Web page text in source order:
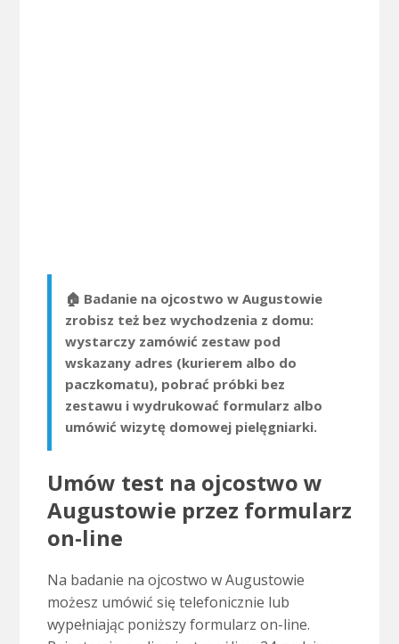
🏠 Badanie na ojcostwo w Augustowie
zrobisz też bez wychodzenia z domu:
wystarczy zamówić zestaw pod
wskazany adres (kurierem albo do
paczkomatu), pobrać próbki bez
zestawu i wydrukować formularz albo
umówić wizytę domowej pielęgniarki.
Umów test na ojcostwo w
Augustowie przez formularz
on-line
Na badanie na ojcostwo w Augustowie
możesz umówić się telefonicznie lub
wypełniając poniższy formularz on-line.